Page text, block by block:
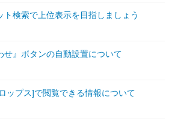
ト検索で上位表示を目指しましょう
せ』ボタンの自動設置について
ップス]で閲覧できる情報について